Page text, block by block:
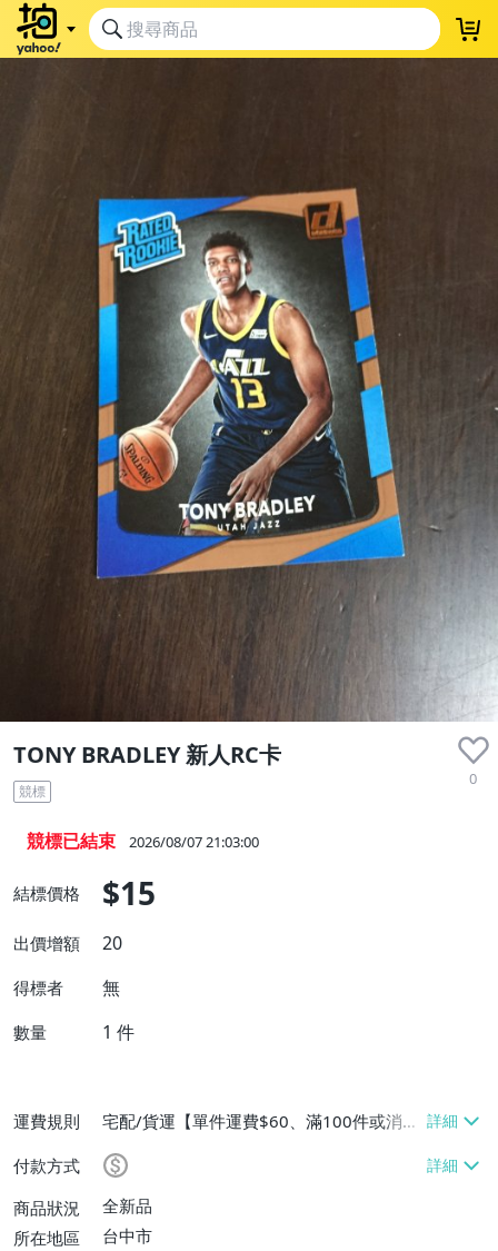
TONY BRADLEY 新人RC卡
0
競標
競標已結束 2026/08/07 21:03:00
結標價格 $15
出價增額 20
得標者 無
數量 1 件
運費規則
宅配/貨運【單件運費$60、滿100件或消費
滿$9999免運費】
付款方式
商品狀況
全新品
所在地區
台中市